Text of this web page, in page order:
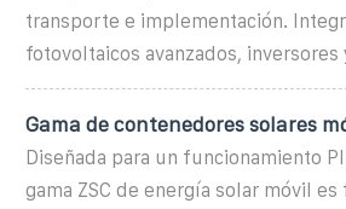
transporte e implementación.
fotovoltaicos avanzados, inversores
Gama de contenedores solares
Diseñada para un funcionamiento
gama ZSC de energía solar móvil